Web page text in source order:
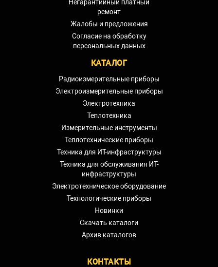
Негарантийный платный
ремонт
Жалобы и предложения
Согласие на обработку
персональных данных
КАТАЛОГ
Радиоизмерительные приборы
Электроизмерительные приборы
Электротехника
Теплотехника
Измерительные инструменты
Теплотехнические приборы
Техника для ИТ-инфраструктуры
Техника для обслуживания ИТ-
инфраструктуры
Электротехническое оборудование
Технологические приборы
Новинки
Скачать каталоги
Архив каталогов
КОНТАКТЫ